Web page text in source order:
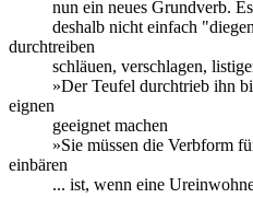
nun ein neues Grundverb.
deshalb nicht einfach
durchtreiben
schläuen, verschlagen,
»Der Teufel durchtrieb ihn
eignen
geeignet machen
»Sie müssen die Verbform
einbären
... ist, wenn eine